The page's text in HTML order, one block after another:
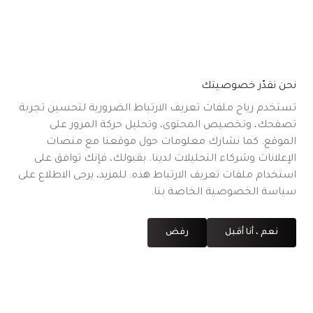
نحن نقدّر خصوصيتك
تستخدم رياح ملفات تعريف الارتباط الضرورية لتحسين تجربة
تصفحك، وتخصيص المحتوى، وتحليل حركة المرور على
الموقع. كما نشارك معلومات حول موقعنا مع منصات
الإعلانات وشركاء التحليلات لدينا. بقبولك، فإنك توافق على
استخدام ملفات تعريف الارتباط هذه. للمزيد، يرجى الاطلاع على
سياسة الخصوصية الخاصة بنا.
نعم ، أنا أقبل رفض